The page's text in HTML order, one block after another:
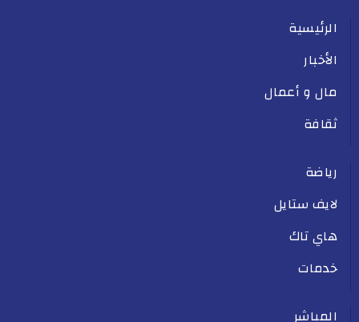
الرئيسية
الأخبار
مال و أعمال
ثقافة
رياضة
لايف ستايل
هاي تاك
خدمات
المباشر